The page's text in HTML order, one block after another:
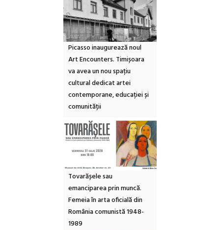
Picasso inaugurează noul
Art Encounters. Timișoara
va avea un nou spațiu
cultural dedicat artei
contemporane, educației și
comunității
Tovarășele sau
emanciparea prin muncă.
Femeia în arta oficială din
România comunistă 1948-
1989